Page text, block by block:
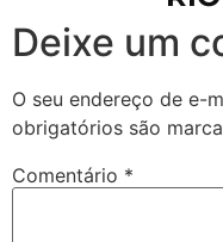
Deixe um
O seu endereço de e-
obrigatórios são
Comentário *